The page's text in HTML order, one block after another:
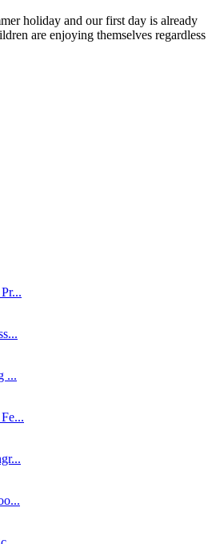
holiday and our first day is already
are enjoying themselves regardless
...